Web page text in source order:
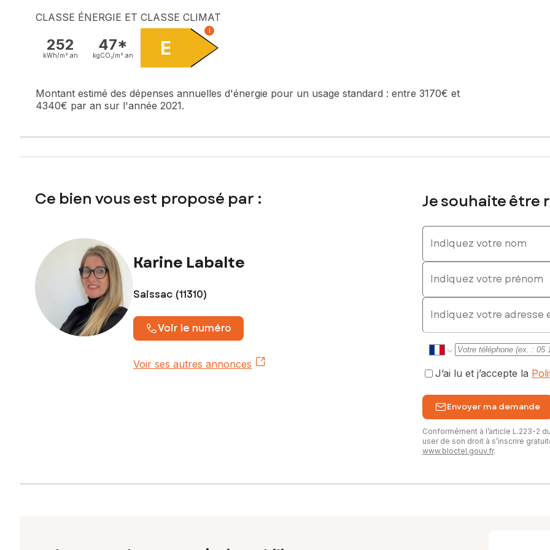
Prix de vente : 395 000 €
Honoraires charge vendeur
Contactez votre conseiller SAFTI : Karine LABALTE, Tél. : 0626325752, E-mail : karine.labalte@safti.fr - EI - Agent commercial
CLASSE ÉNERGIE ET CLASSE CLIMAT
252
kWh/m². an
47*
kgCO₂/m². an E
i
Montant estimé des dépenses annuelles d'énergie pour un usage standard : entre 3170€ et
4340€ par an sur l'année 2021.
Ce bien vous est proposé par :
Karine Labalte
Saissac (11310)
Voir le numéro
Voir ses autres annonces
Je souhaite être
Indiquez votre nom
Indiquez votre prénom
E-mail
J’ai lu et j’accepte la
Envoyer ma demande
Conformément à l’article L.223-2
user de son droit à s’inscrire
www.bloctel.gouv.fr.